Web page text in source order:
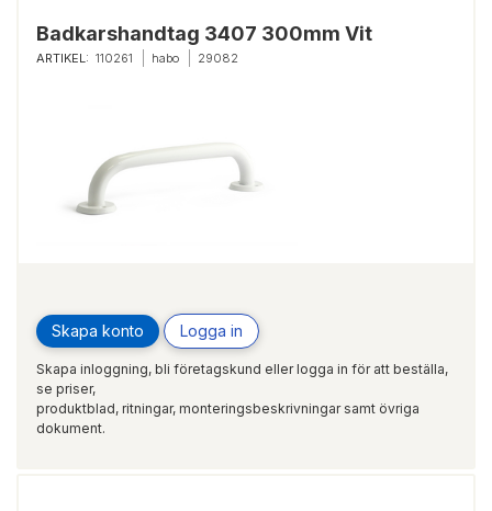
Badkarshandtag 3407 300mm Vit
ARTIKEL: 110261 habo 29082
Skapa konto Logga in
Skapa inloggning, bli företagskund eller logga in för att beställa,
se priser,
produktblad, ritningar, monteringsbeskrivningar samt övriga
dokument.